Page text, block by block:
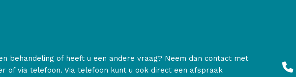
behandeling of heeft u een andere vraag? Neem dan contact met
of via telefoon. Via telefoon kunt u ook direct een afspraak